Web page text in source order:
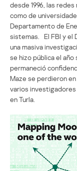
desde 1996, las
como de
Departamento de
sistemas. El FBI y el
una masiva
se hizo pública el
permaneció
Maze se perdieron
varios
en Turla.